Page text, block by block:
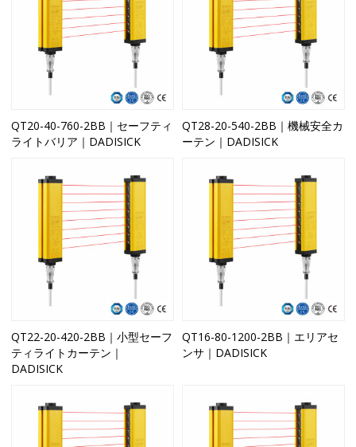
QT20-40-760-2BB｜セーフティ
ライトバリア｜DADISICK
QT28-20-540-2BB｜機械安全カ
ーテン｜DADISICK
QT22-20-420-2BB｜小型セーフ
ティライトカーテン｜
DADISICK
QT16-80-1200-2BB｜エリアセ
ンサ｜DADISICK